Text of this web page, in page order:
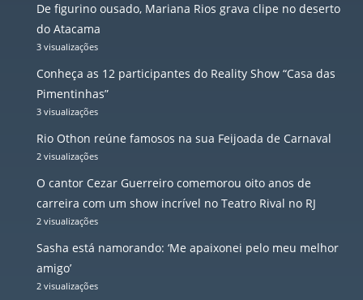
De figurino ousado, Mariana Rios grava clipe no deserto
do Atacama
3 visualizações
Conheça as 12 participantes do Reality Show “Casa das
Pimentinhas”
3 visualizações
Rio Othon reúne famosos na sua Feijoada de Carnaval
2 visualizações
O cantor Cezar Guerreiro comemorou oito anos de
carreira com um show incrível no Teatro Rival no RJ
2 visualizações
Sasha está namorando: ‘Me apaixonei pelo meu melhor
amigo’
2 visualizações